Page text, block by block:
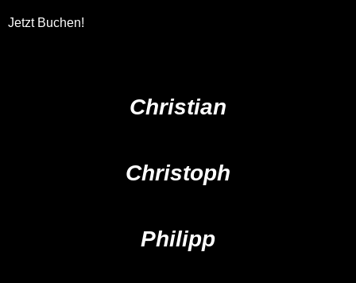
Jetzt Buchen!
Christian
Christoph
Philipp